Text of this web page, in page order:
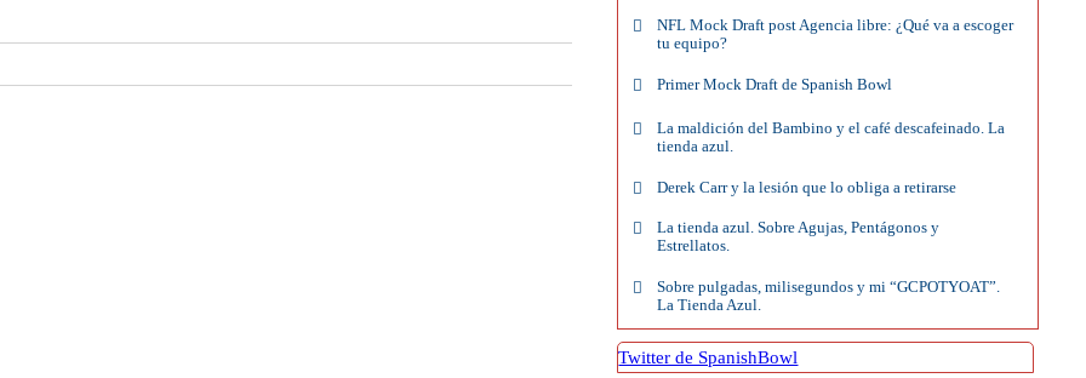
NFL Mock Draft post Agencia libre: ¿Qué va a escoger
tu equipo?
Primer Mock Draft de Spanish Bowl
La maldición del Bambino y el café descafeinado. La
tienda azul.
Derek Carr y la lesión que lo obliga a retirarse
La tienda azul. Sobre Agujas, Pentágonos y
Estrellatos.
Sobre pulgadas, milisegundos y mi “GCPOTYOAT”.
La Tienda Azul.
Twitter de SpanishBowl